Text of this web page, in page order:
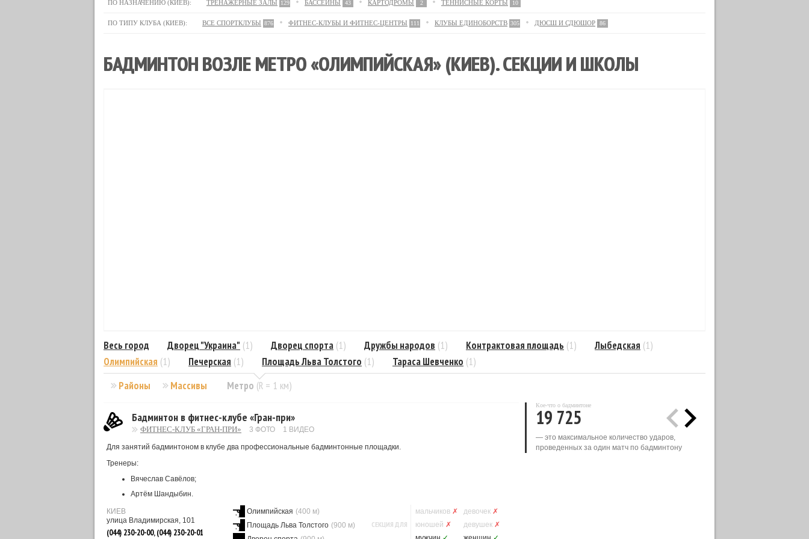
ПО НАЗНАЧЕНИЮ (КИЕВ): ТРЕНАЖЕРНЫЕ ЗАЛЫ 129 БАССЕЙНЫ 43 КАРТОДРОМЫ 2 ТЕННИСНЫЕ КОРТЫ 10
ПО ТИПУ КЛУБА (КИЕВ): ВСЕ СПОРТКЛУБЫ 876 ФИТНЕС-КЛУБЫ И ФИТНЕС-ЦЕНТРЫ 111 КЛУБЫ ЕДИНОБОРСТВ 305 ДЮСШ И СДЮШОР 86
БАДМИНТОН ВОЗЛЕ МЕТРО «ОЛИМПИЙСКАЯ» (КИЕВ). СЕКЦИИ И ШКОЛЫ
Районы Массивы Метро (R = 1 км)
Весь город Дворец "Украина" (1) Дворец спорта (1) Дружбы народов (1) Контрактовая площадь (1) Лыбедская (1)
Олимпийская (1) Печерская (1) Площадь Льва Толстого (1) Тараса Шевченко (1)
Бадминтон в фитнес-клубе «Гран-при»
ФИТНЕС-КЛУБ «ГРАН-ПРИ» 3 ФОТО 1 ВИДЕО
Для занятий бадминтоном в клубе два профессиональные бадминтонные площадки.
Тренеры:
Вячеслав Савёлов;
Артём Шандыбин.
КИЕВ
улица Владимирская, 101
(044) 230-20-00, (044) 230-20-01
Олимпийская (400 м)
Площадь Льва Толстого (900 м)
СЕКЦИЯ ДЛЯ
мальчиков ✗ девочек ✗
юношей ✗ девушек ✗
Кое-что о бадминтоне
19 725
— это максимальное количество ударов,
проведенных за один матч по бадминтону